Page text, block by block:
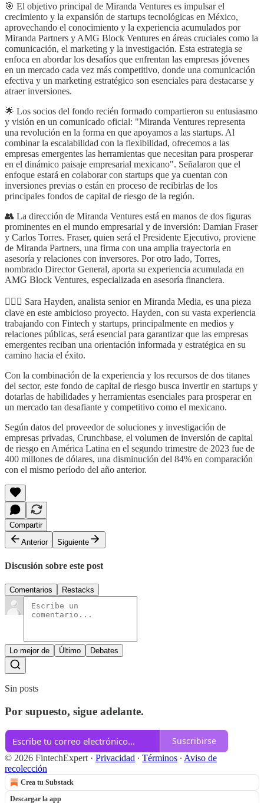
🎯 El objetivo principal de Miranda Ventures es impulsar el
crecimiento y la expansión de startups tecnológicas en México,
aprovechando el conocimiento y la experiencia acumulados por
Miranda Partners y AMG Block Ventures en áreas cruciales como la
comunicación, el marketing y la investigación. Esta estrategia se
enfoca en abordar los desafíos que enfrentan las empresas jóvenes
en un mercado cada vez más competitivo, donde una comunicación
efectiva y un marketing estratégico son esenciales para destacarse y
atraer inversiones.
🌟 Los socios del fondo recién formado compartieron su entusiasmo
y visión en un comunicado oficial: "Miranda Ventures representa
una revolución en la forma en que apoyamos a las startups. Al
combinar la escalabilidad con la flexibilidad, ofrecemos a las
empresas emergentes las herramientas que necesitan para prosperar
en el dinámico paisaje empresarial mexicano". Señalaron que el
enfoque estará en colaborar con startups que ya cuentan con
inversiones previas o están en proceso de recibirlas de los
principales fondos de capital de riesgo de la región.
👥 La dirección de Miranda Ventures está en manos de dos figuras
prominentes en el mundo empresarial y de inversión: Damian Fraser
y Carlos Torres. Fraser, quien será el Presidente Ejecutivo, proviene
de Miranda Partners, una firma con una amplia trayectoria en
asesoría y relaciones con inversores. Por otro lado, Torres,
nombrado Director General, aporta su experiencia acumulada en
AMG Block Ventures, especializada en asesoría financiera.
🙋🏼‍♀️ Sara Hayden, analista senior en Miranda Media, es una pieza
clave en este ambicioso proyecto. Hayden, con su vasta experiencia
trabajando con Fintech y startups, principalmente en medios y
relaciones públicas, será esencial para garantizar que las empresas
emergentes reciban una orientación informada y estratégica en su
camino hacia el éxito.
Con la combinación de la experiencia y los recursos de dos titanes
del sector, este fondo de capital de riesgo busca invertir en startups y
dotarlas de habilidades y herramientas esenciales para prosperar en
un mercado tan desafiante y competitivo como el mexicano.
Según datos del proveedor de soluciones y investigación de
empresas privadas, Crunchbase, el volumen de inversión de capital
de riesgo en América Latina en el segundo trimestre de 2023 fue de
400 millones de dólares, una disminución del 84% en comparación
con el mismo período del año anterior.
Compartir
Anterior
Siguiente
Discusión sobre este post
Comentarios Restacks
Lo mejor de Último Debates
Sin posts
Por supuesto, sigue adelante.
Suscribirse
© 2026 FintechExpert · Privacidad ∙ Términos ∙ Aviso de
recolección
Crea tu Substack
Descargar la app